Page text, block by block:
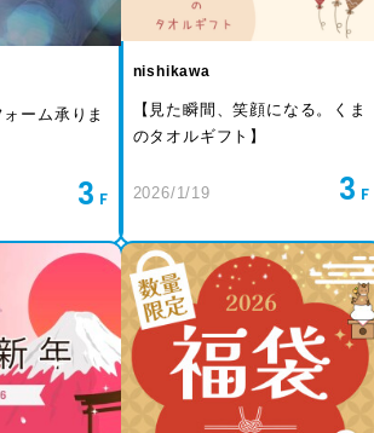
ーム承りま
3
nishikawa
【見た瞬間、笑顔になる。くま
のタオルギフト】
2026/1/19 3